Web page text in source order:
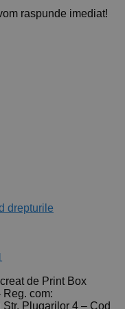
raspunde imediat!
drepturile
de Print Box
Reg. com:
Plugarilor 4 – Cod